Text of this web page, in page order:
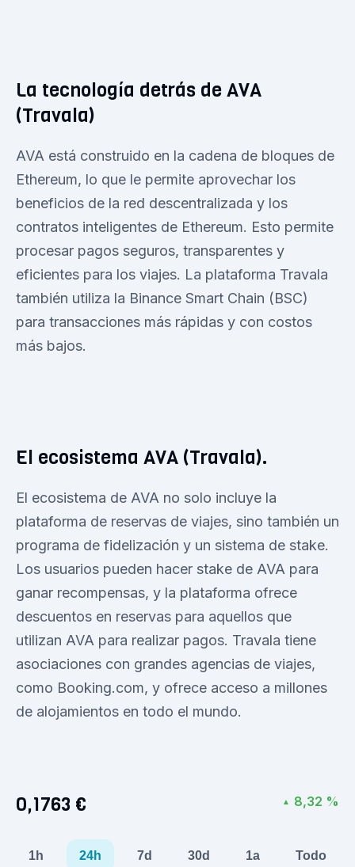
La tecnología detrás de AVA
(Travala)
AVA está construido en la cadena de bloques de
Ethereum, lo que le permite aprovechar los
beneficios de la red descentralizada y los
contratos inteligentes de Ethereum. Esto permite
procesar pagos seguros, transparentes y
eficientes para los viajes. La plataforma Travala
también utiliza la Binance Smart Chain (BSC)
para transacciones más rápidas y con costos
más bajos.
El ecosistema AVA (Travala).
El ecosistema de AVA no solo incluye la
plataforma de reservas de viajes, sino también un
programa de fidelización y un sistema de stake.
Los usuarios pueden hacer stake de AVA para
ganar recompensas, y la plataforma ofrece
descuentos en reservas para aquellos que
utilizan AVA para realizar pagos. Travala tiene
asociaciones con grandes agencias de viajes,
como Booking.com, y ofrece acceso a millones
de alojamientos en todo el mundo.
0,1763 € ▲ 8,32 %
1h 24h 7d 30d 1a Todo